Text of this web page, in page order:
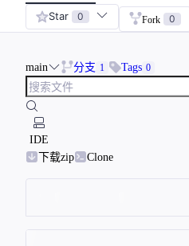
Star 0 Fork 0
main 分支 1 Tags 0
IDE
下载zip
Clone